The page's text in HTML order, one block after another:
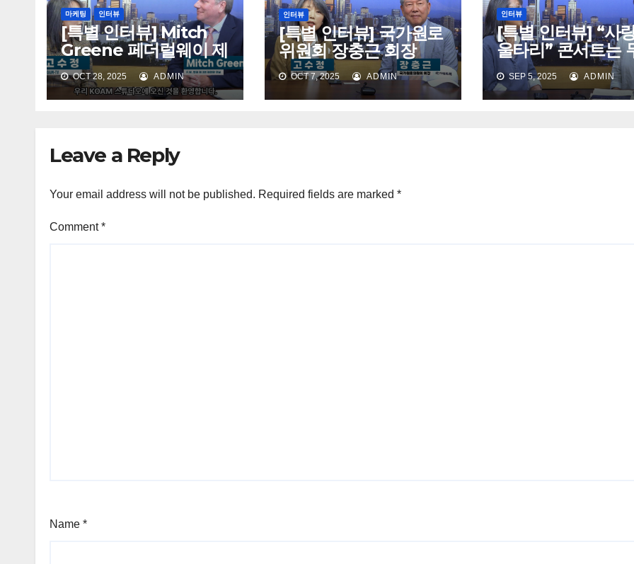
마케팅 인터뷰
[특별 인터뷰] Mitch
Greene 페더럴웨이 제
2번 재판관 후보
OCT 28, 2025 ADMIN
인터뷰
[특별 인터뷰] 국가원로
위원회 장충근 회장
OCT 7, 2025 ADMIN
인터뷰
[특별 인터뷰] “사
울타리” 콘서트는
인가요? 러빙엔젤
(Loving Angels )
SEP 5, 2025 ADMIN
Leave a Reply
Your email address will not be published. Required fields are marked *
Comment*
Name *